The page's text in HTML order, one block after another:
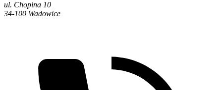
ul. Chopina 10
34-100 Wadowice